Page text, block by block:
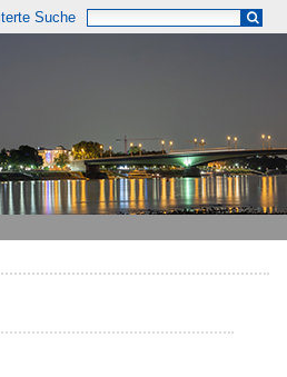
Suche